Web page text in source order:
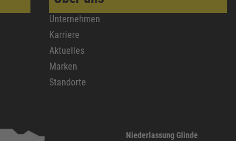
Unternehmen
Karriere
Aktuelles
Marken
Standorte
Niederlassung Glinde